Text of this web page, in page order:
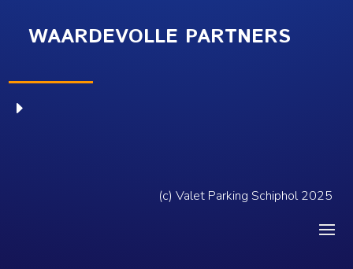
WAARDEVOLLE PARTNERS
E
(c) Valet Parking Schiphol 2025